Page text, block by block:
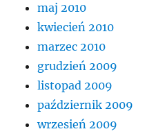
maj 2010
kwiecień 2010
marzec 2010
grudzień 2009
listopad 2009
październik 2009
wrzesień 2009